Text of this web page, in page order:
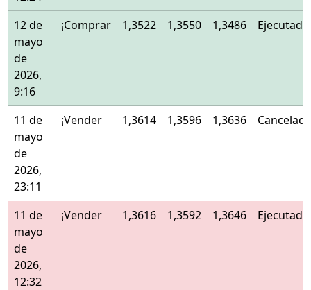
12 de
mayo
de
2026,
9:16
¡Comprar 1,3522 1,3550 1,3486 Ejecutado
11 de
mayo
de
2026,
23:11
¡Vender 1,3614 1,3596 1,3636
11 de
mayo
de
2026,
12:32
¡Vender 1,3616 1,3592 1,3646 Ejecutado